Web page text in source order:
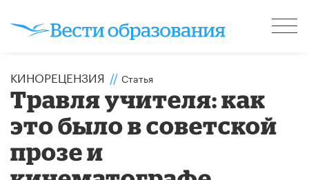
КИНОРЕЦЕНЗИЯ // Статья
Травля учителя: как
это было в советской
прозе и